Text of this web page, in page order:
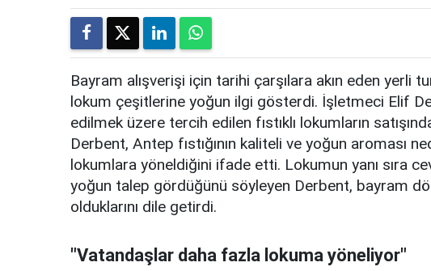
Bayram alışverişi için tarihi çarşılara akın eden yerli
lokum çeşitlerine yoğun ilgi gösterdi. İşletmeci Elif
edilmek üzere tercih edilen fıstıklı lokumların
Derbent, Antep fıstığının kaliteli ve yoğun aroması
lokumlara yöneldiğini ifade etti. Lokumun yanı sıra
yoğun talep gördüğünü söyleyen Derbent, bayram
olduklarını dile getirdi.
"Vatandaşlar daha fazla lokuma yöneliyor"